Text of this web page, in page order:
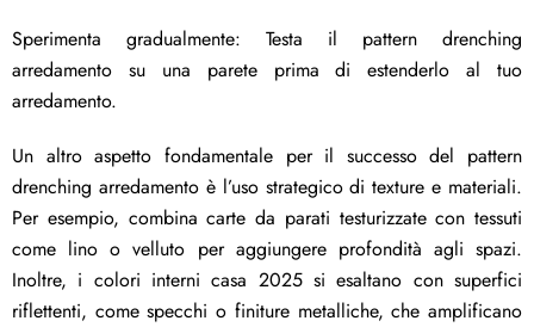
Sperimenta gradualmente: Testa il pattern drenching
arredamento su una parete prima di estenderlo al tuo
arredamento.
Un altro aspetto fondamentale per il successo del pattern
drenching arredamento è l’uso strategico di texture e materiali.
Per esempio, combina carte da parati testurizzate con tessuti
come lino o velluto per aggiungere profondità agli spazi.
Inoltre, i colori interni casa 2025 si esaltano con superfici
riflettenti, come specchi o finiture metalliche, che amplificano